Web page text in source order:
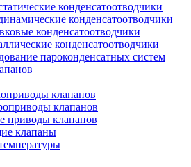
конденсатоотводчики
конденсатоотводчики
конденсатоотводчики
конденсатоотводчики
пароконденсатных систем
клапанов
клапанов
приводы клапанов
клапаны